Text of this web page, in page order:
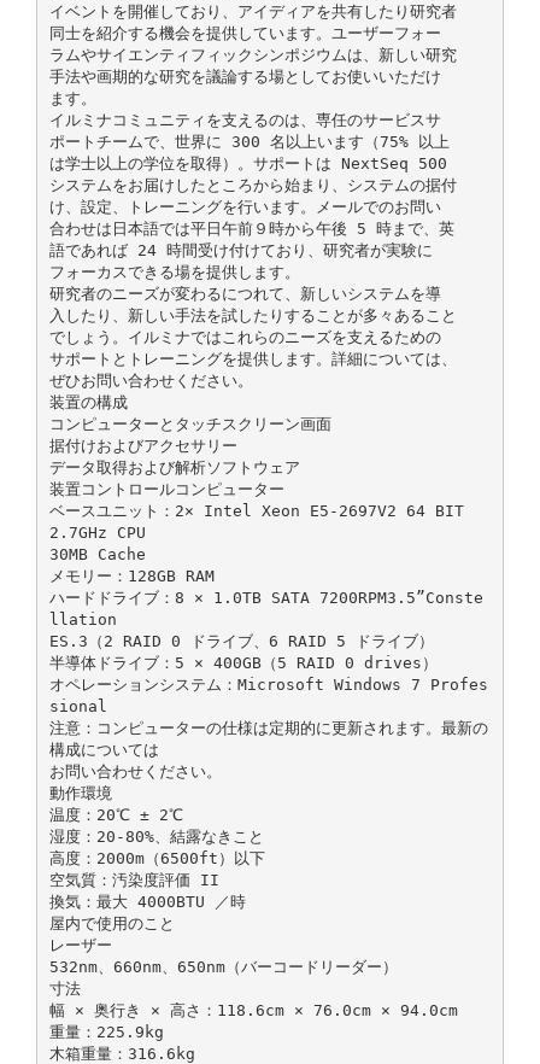
イベントを開催しており、アイディアを共有したり研究者
同士を紹介する機会を提供しています。ユーザーフォー
ラムやサイエンティフィックシンポジウムは、新しい研究
手法や画期的な研究を議論する場としてお使いいただけ
ます。
イルミナコミュニティを支えるのは、専任のサービスサ
ポートチームで、世界に 300 名以上います（75% 以上
は学士以上の学位を取得）。サポートは NextSeq 500
システムをお届けしたところから始まり、システムの据付
け、設定、トレーニングを行います。メールでのお問い
合わせは日本語では平日午前９時から午後 5 時まで、英
語であれば 24 時間受け付けており、研究者が実験に
フォーカスできる場を提供します。
研究者のニーズが変わるにつれて、新しいシステムを導
入したり、新しい手法を試したりすることが多々あること
でしょう。イルミナではこれらのニーズを支えるための
サポートとトレーニングを提供します。詳細については、
ぜひお問い合わせください。
装置の構成
コンピューターとタッチスクリーン画面
据付けおよびアクセサリー
データ取得および解析ソフトウェア
装置コントロールコンピューター
ベースユニット：2× Intel Xeon E5-2697V2 64 BIT
2.7GHz CPU
30MB Cache
メモリー：128GB RAM
ハードドライブ：8 × 1.0TB SATA 7200RPM3.5”Conste
llation
ES.3（2 RAID 0 ドライブ、6 RAID 5 ドライブ）
半導体ドライブ：5 × 400GB（5 RAID 0 drives）
オペレーションシステム：Microsoft Windows 7 Profes
sional
注意：コンピューターの仕様は定期的に更新されます。最新の
構成については
お問い合わせください。
動作環境
温度：20℃ ± 2℃
湿度：20-80%、結露なきこと
高度：2000m（6500ft）以下
空気質：汚染度評価 II
換気：最大 4000BTU ／時
屋内で使用のこと
レーザー
532nm、660nm、650nm（バーコードリーダー）
寸法
幅 × 奥行き × 高さ：118.6cm × 76.0cm × 94.0cm
重量：225.9kg
木箱重量：316.6kg